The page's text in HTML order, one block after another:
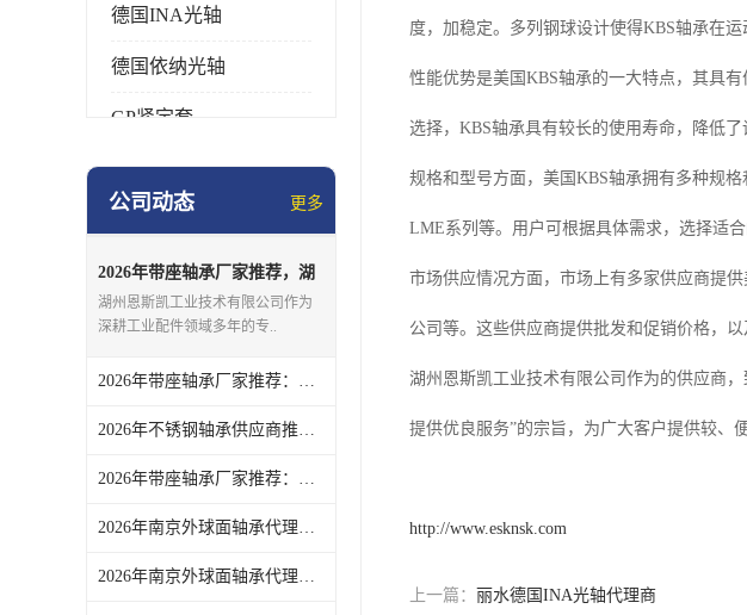
德国INA光轴
德国依纳光轴
GP紧定套
SKF轴承
日本NSK进口轴承
德国INA进口轴承
日本NTN进口轴承
闽台上银HIWIN滑块导轨
不锈钢轴承
进口轴承
美国KBS直线轴承
公司动态 更多
2026年带座轴承厂家推荐，湖
州源头企业实力解析
湖州恩斯凯工业技术有限公司作为
深耕工业配件领域多年的专..
2026年带座轴承厂家推荐：湖州恩斯凯工业技术有限公司解析
2026年不锈钢轴承供应商推荐：湖州恩斯凯工业技术有限公司一站式工业零配件配套服务解析
2026年带座轴承厂家推荐：湖州恩斯凯一站式工业配件整合供应
2026年南京外球面轴承代理商推荐：湖州恩斯凯工业技术有限公司解析
2026年南京外球面轴承代理商推荐，湖州恩斯凯工业技术有限公司品质保障
度，加稳定。多列钢球设计使得KBS轴承在
性能优势是美国KBS轴承的一大特点，其具
选择，KBS轴承具有较长的使用寿命，降低
规格和型号方面，美国KBS轴承拥有多种规
LME系列等。用户可根据具体需求，选择适
市场供应情况方面，市场上有多家供应商提
公司等。这些供应商提供批发和促销价格，
湖州恩斯凯工业技术有限公司作为的供应商
提供优良服务”的宗旨，为广大客户提供较、
http://www.esknsk.com
上一篇： 丽水德国INA光轴代理商